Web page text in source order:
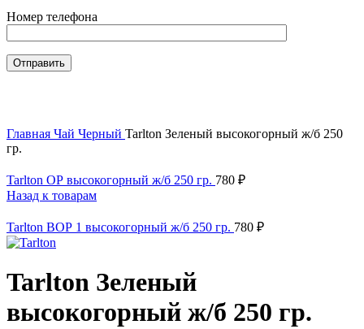
Номер телефона
Главная Чай Черный Tarlton Зеленый высокогорный ж/б 250
гр.
Tarlton ОР высокогорный ж/б 250 гр. 780 ₽
Назад к товарам
Tarlton ВОР 1 высокогорный ж/б 250 гр. 780 ₽
Tarlton Зеленый
высокогорный ж/б 250 гр.